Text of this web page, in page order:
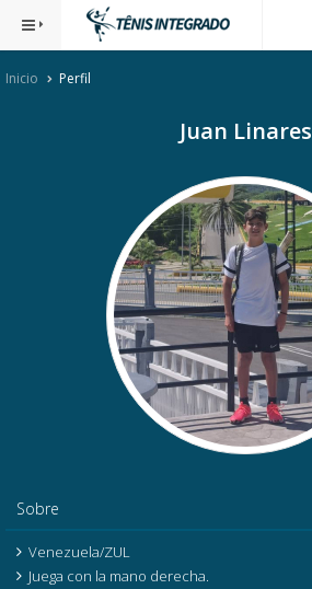
Inicio Perfil
Juan Linares
Sobre
Venezuela/ZUL
Juega con la mano derecha.